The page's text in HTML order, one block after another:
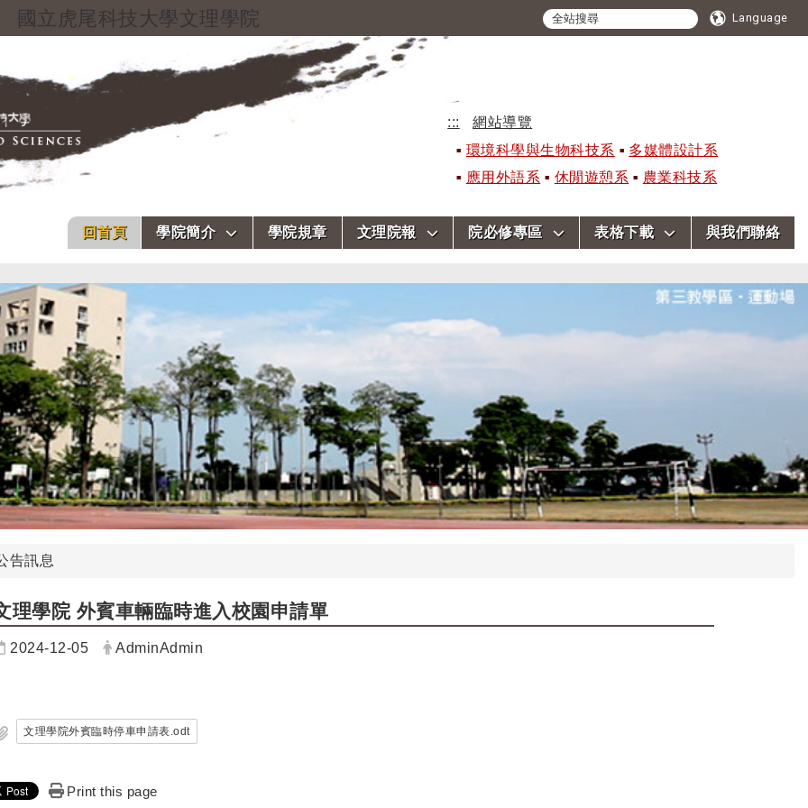
國立虎尾科技大學文理學院 Language
跳到主要內容
:::
網站導覽
環境科學與生物科技系
多媒體設計系
應用外語系
休閒遊憩系 農業科技系
回首頁 學院簡介 學院規章 文理院報 院必修專區 表格下載 與我們聯絡
告訊息
理學院 外賓車輛臨時進入校園申請單
日期：
2024-12-05 發布者：
AdminAdmin
文理學院外賓臨時停車申請表.odt
Print this page